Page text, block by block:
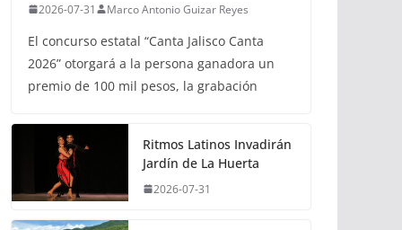
2026-07-31 Marco Antonio Guizar Reyes
El concurso estatal “Canta Jalisco Canta
2026” otorgará a la persona ganadora un
premio de 100 mil pesos, la grabación
Ritmos Latinos Invadirán
Jardín de La Huerta
2026-07-31